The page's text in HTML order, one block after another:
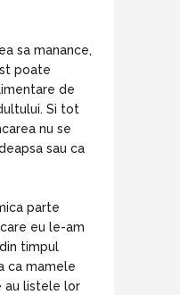
sa manance,
poate
de
Si tot
nu se
sau ca
parte
eu le-am
timpul
ca mamele
au listele lor